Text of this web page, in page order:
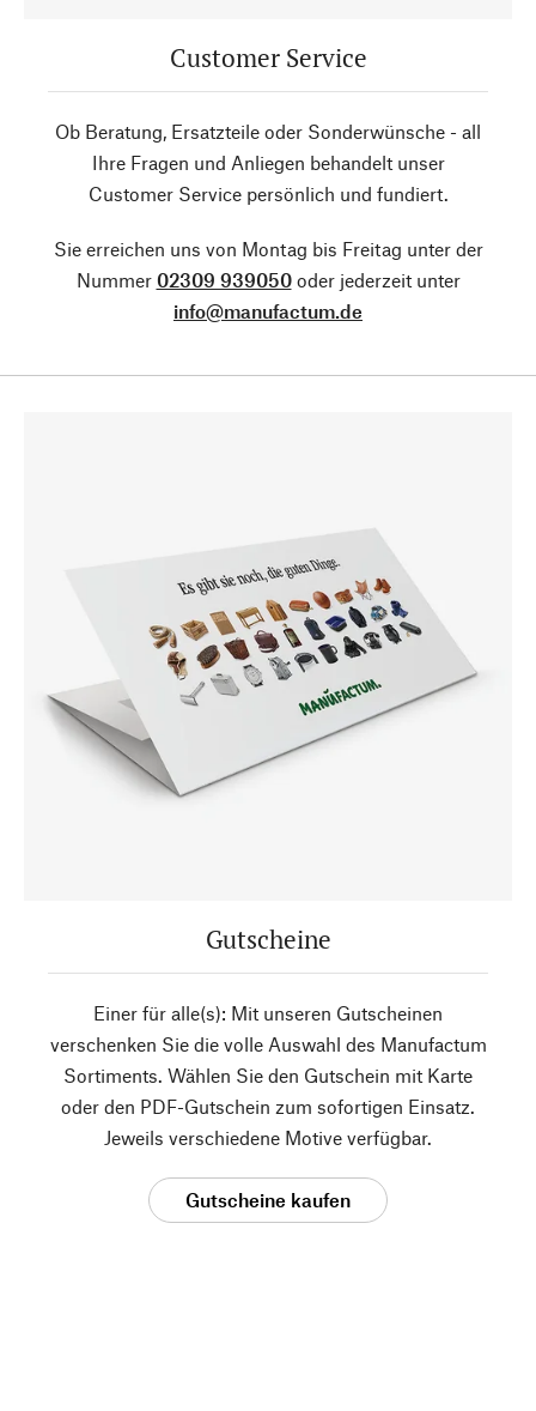
Customer Service
Ob Beratung, Ersatzteile oder Sonderwünsche - all
Ihre Fragen und Anliegen behandelt unser
Customer Service persönlich und fundiert.
Sie erreichen uns von Montag bis Freitag unter der
Nummer 02309 939050oder jederzeit unter
info@manufactum.de
Gutscheine
Einer für alle(s): Mit unseren Gutscheinen
verschenken Sie die volle Auswahl des Manufactum
Sortiments. Wählen Sie den Gutschein mit Karte
oder den PDF-Gutschein zum sofortigen Einsatz.
Jeweils verschiedene Motive verfügbar.
Gutscheine kaufen